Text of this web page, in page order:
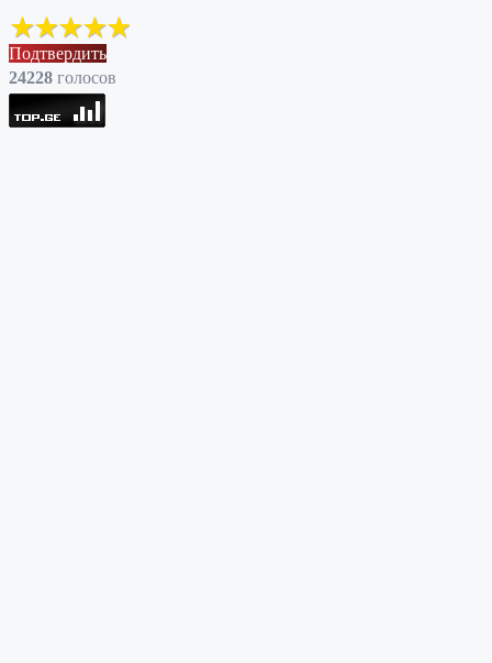
Подтвердить
24228 голоcов